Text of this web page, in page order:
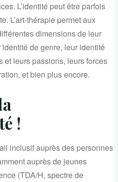
L’identité peut être parfois
L’art-thérapie permet aux
dimensions de leur
de genre, leur identité
et leurs passions, leurs forces
et bien plus encore.
!
inclusif auprès des personnes
auprès de jeunes
(TDA/H, spectre de